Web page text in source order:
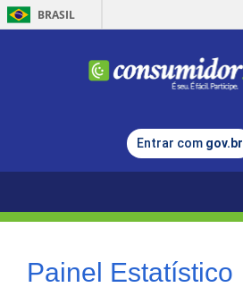
BRASIL
Entrar com gov.br
Painel Estatístico